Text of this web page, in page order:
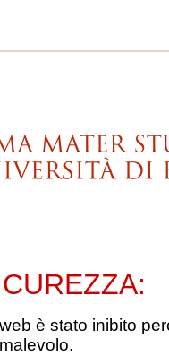
è stato inibito